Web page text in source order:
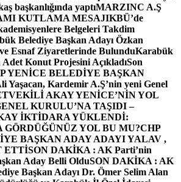
başkanlığında yaptıMARZINC A.Ş
KUTLAMA MESAJIKBÜ’de
Belgeleri Takdim
Belediye Başkan Adayı Özkan
Esnaf Ziyaretlerinde BulunduKarabük
Adet Konut Projesini AçıkladıSon
YENİCE BELEDİYE BAŞKAN
Yaşacan, Kardemir A.Ş’nin yeni Genel
AKAY YENİCE’NİN YOL
KURULU’NA TAŞIDI –
İKTİDARA YÜKLENDİ:
GÖRDÜĞÜNÜZ YOL BU MU?CHP
BAŞKAN ADAY ADAYI YALAV ,
ETTİSON DAKİKA : AK Parti’nin
Aday Belli OlduSON DAKİKA : AK
Başkan Adayı Dr. Ömer Selim Alan